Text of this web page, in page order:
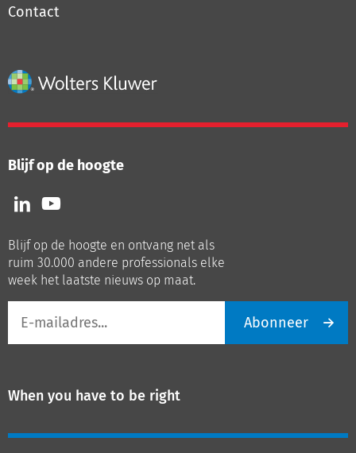
Contact
Blijf op de hoogte
Volg
ons
LinkedIn
Volg
ons
Youtube
Blijf op de hoogte en ontvang net als
ruim 30.000 andere professionals elke
week het laatste nieuws op maat.
mailadres
Abonneer
When you have to be right